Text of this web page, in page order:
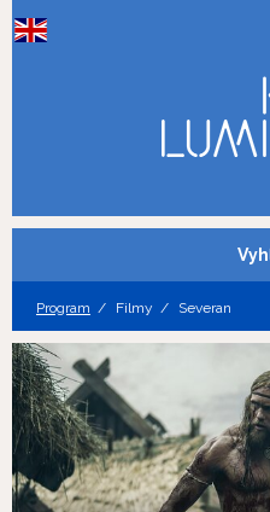
Program Filmy Severan